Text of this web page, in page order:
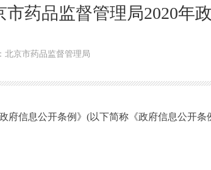
市药品监督管理局2020年
北京市药品监督管理局
信息公开条例》(以下简称《政府信息公开条